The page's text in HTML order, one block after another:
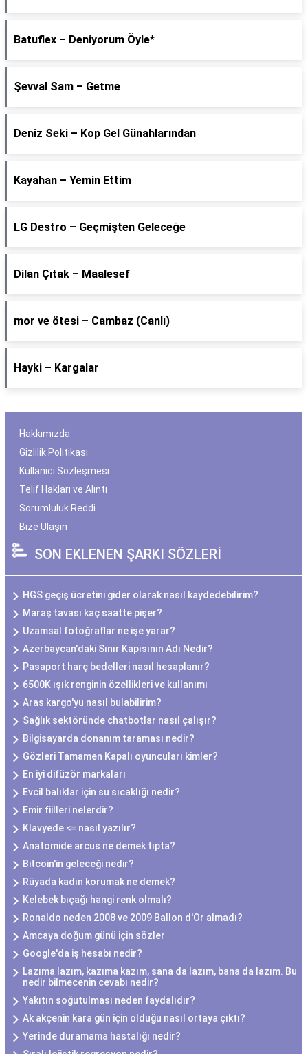
Batuflex – Deniyorum Öyle*
Şevval Sam – Getme
Deniz Seki – Kop Gel Günahlarından
Kayahan – Yemin Ettim
LG Destro – Geçmişten Geleceğe
Dilan Çıtak – Maalesef
​mor ve ötesi – Cambaz (Canlı)
Hayki – Kargalar
Hakkımızda
Gizlilik Politikası
Kullanıcı Sözleşmesi
Telif Hakları ve Alıntı
Sorumluluk Reddi
Bize Ulaşın
SON EKLENEN ŞARKI SÖZLERİ
HGS geçiş ücretini gider olarak nasıl kaydedebilirim?
Maraş tavası kaç saatte pişer?
Uzamsal fotoğraflar ne işe yarar?
Azerbaycan'daki Sınır Kapısının Adı Nedir?
Pasaport harç bedelleri nasıl hesaplanır?
6500K ışık renginin özellikleri ve kullanımı
Aras kargo'yu nasıl bulabilirim?
Sağlık sektöründe chatbotlar nasıl çalışır?
Bilgisayarda donanım taraması nedir?
Gözleri Tamamen Kapalı oyuncuları kimler?
En iyi difüzör markaları
Evcil balıklar için su sıcaklığı nedir?
Emir fiilleri nelerdir?
Klavyede <= nasıl yazılır?
Anatomide arcus ne demek tıpta?
Bitcoin'in geleceği nedir?
Rüyada kadın korumak ne demek?
Kelebek bıçağı hangi renk olmalı?
Ronaldo neden 2008 ve 2009 Ballon d'Or almadı?
Amcaya doğum günü için sözler
Google'da iş hesabı nedir?
Lazıma lazım, kazıma kazım, sana da lazım, bana da lazım. Bu
nedir bilmecenin cevabı nedir?
Yakıtın soğutulması neden faydalıdır?
Ak akçenin kara gün için olduğu nasıl ortaya çıktı?
Yerinde duramama hastalığı nedir?